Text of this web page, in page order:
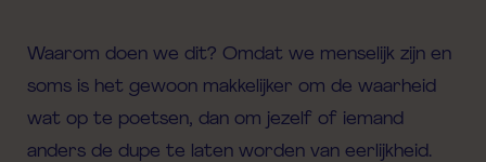
Waarom doen we dit? Omdat we menselijk zijn en
soms is het gewoon makkelijker om de waarheid
wat op te poetsen, dan om jezelf of iemand
anders de dupe te laten worden van eerlijkheid.